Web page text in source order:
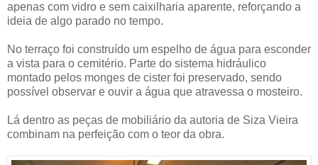
apenas com vidro e sem caixilharia aparente, reforçando a
ideia de algo parado no tempo.
No terraço foi construído um espelho de água para esconder
a vista para o cemitério. Parte do sistema hidráulico
montado pelos monges de cister foi preservado, sendo
possível observar e ouvir a água que atravessa o mosteiro.
Lá dentro as peças de mobiliário da autoria de Siza Vieira
combinam na perfeição com o teor da obra.